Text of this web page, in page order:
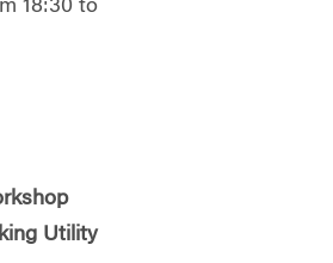
18:30 to
Utility